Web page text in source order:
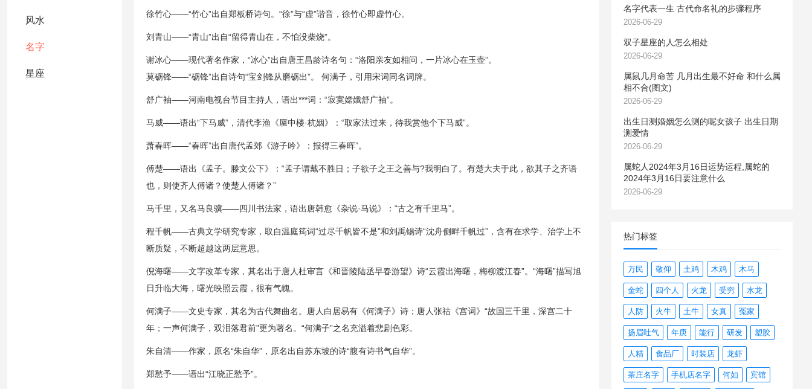
风水
名字
星座
徐竹心——“竹心”出自郑板桥诗句。“徐”与“虚”谐音，徐竹心即虚竹心。
刘青山——“青山”出自“留得青山在，不怕没柴烧”。
谢冰心——现代著名作家，“冰心”出自唐王昌龄诗名句：“洛阳亲友如相问，一片冰心在玉壶”。
莫砺锋——“砺锋”出自诗句“宝剑锋从磨砺出”。 何满子，引用宋词同名词牌。
舒广袖——河南电视台节目主持人，语出***词：“寂寞嫦娥舒广袖”。
马威——语出“下马威”，清代李渔《蜃中楼·杭姻》：“取家法过来，待我赏他个下马威”。
萧春晖——“春晖”出自唐代孟郊《游子吟》：报得三春晖”。
傅楚——语出《孟子。滕文公下》：“孟子谓戴不胜日；子欲子之王之善与?我明白了。有楚大夫于此，欲其子之齐语
也，则使齐人傅诸？使楚人傅诸？”
马千里，又名马良骥——四川书法家，语出唐韩愈《杂说·马说》：“古之有千里马”。
程千帆——古典文学研究专家，取自温庭筠词“过尽千帆皆不是”和刘禹锡诗“沈舟侧畔千帆过”，含有在求学、治学上不
断质疑，不断超越这两层意思。
倪海曙——文字改革专家，其名出于唐人杜审言《和晋陵陆丞早春游望》诗“云霞出海曙，梅柳渡江春”。“海曙”描写旭
日升临大海，曙光映照云霞，很有气魄。
何满子——文史专家，其名为古代舞曲名。唐人白居易有《何满子》诗；唐人张祜《宫词》“故国三千里，深宫二十
年；一声何满子，双泪落君前”更为著名。“何满子”之名充溢着悲剧色彩。
朱自清——作家，原名“朱自华”，原名出自苏东坡的诗“腹有诗书气自华”。
郑愁予——语出“江晓正愁予”。
名字代表一生 古代命名礼的步骤程序
2026-06-29
双子星座的人怎么相处
2026-06-29
属鼠几月命苦 几月出生最不好命 和什么属
相不合(图文)
2026-06-29
出生日测婚姻怎么测的呢女孩子 出生日期
测爱情
2026-06-29
属蛇人2024年3月16日运势运程,属蛇的
2024年3月16日要注意什么
2026-06-29
热门标签
万民 敬仰 土鸡 木鸡 木马
金蛇 四个人 火龙 受穷 水龙
人防 火牛 土牛 女真 冤家
扬眉吐气 年庚 能行 研发 塑胶
人精 食品厂 时装店 龙虾
茶庄名字 手机店名字 何如 宾馆